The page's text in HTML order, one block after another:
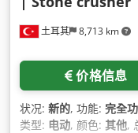
土耳其 8,713 km
价格信息
状况: 新的, 功能: 完全
类型: 电动, 颜色: 其他,